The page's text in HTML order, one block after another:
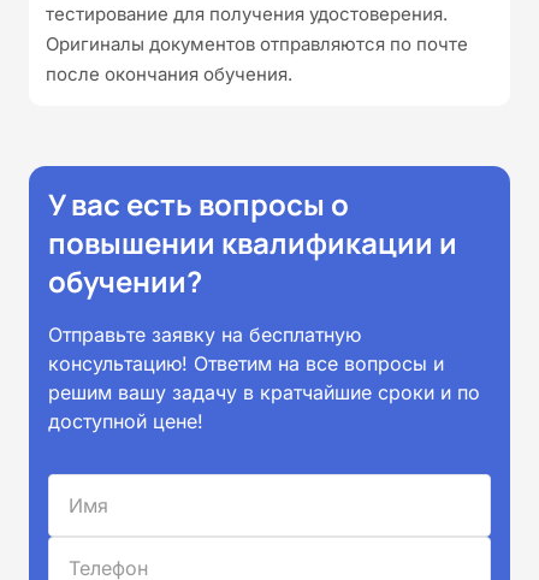
тестирование для получения удостоверения.
Оригиналы документов отправляются по почте
после окончания обучения.
У вас есть вопросы о
повышении квалификации и
обучении?
Отправьте заявку на бесплатную
консультацию! Ответим на все вопросы и
решим вашу задачу в кратчайшие сроки и по
доступной цене!